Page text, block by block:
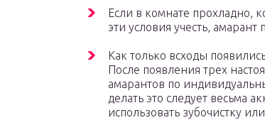
Если в комнате прохладно,
эти условия учесть, амарант
Как только всходы
После появления трех
амарантов по
делать это следует весьма
использовать зубочистку